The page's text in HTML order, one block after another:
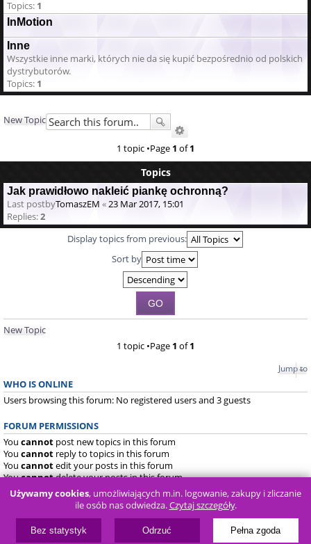
Topics: 1
InMotion
Inne
Wszystkie inne marki, których nie da się kupić bezpośrednio od polskich
dystrybutorów.
Topics: 1
New Topic
1 topic •Page 1 of1
Topics
Jak prawidłowo nakleić piankę ochronną?
Last postbyTomaszEM «23 Mar 2017, 15:01
Replies:2
Display topics from previous:
Sort by
New Topic
1 topic •Page 1 of1
Jump to
WHO IS ONLINE
Users browsing this forum: No registered users and 3 guests
FORUM PERMISSIONS
You cannot post new topics in this forum
You cannot reply to topics in this forum
You cannotedit your posts in this forum
Youcannotdelete your posts in this forum
Youcannotpost attachments in this forum
Powered by ® Forum Software © phpBB Limited
Używamy cookies, umożliwiających m.in. logowanie, zakupy i zliczanie
ile osób nas odwiedza.Czytaj szczegóły.
Bez statystyk Odrzuć Pełna zgoda